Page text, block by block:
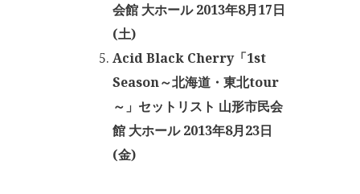
会館 大ホール 2013年8月17日
(土)
Acid Black Cherry「1st
Season～北海道・東北tour
～」セットリスト 山形市民会
館 大ホール 2013年8月23日
(金)